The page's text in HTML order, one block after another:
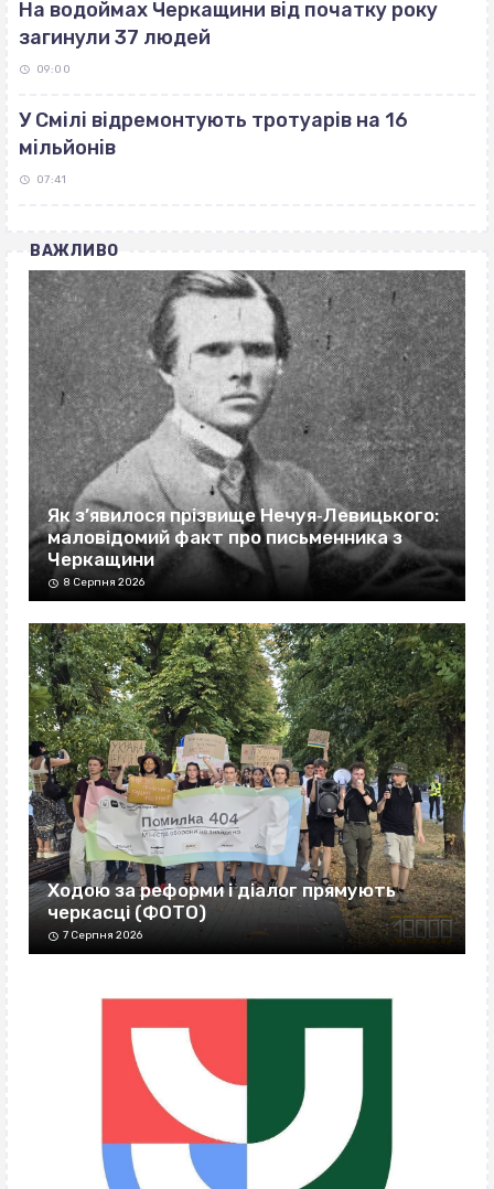
На водоймах Черкащини від початку року
загинули 37 людей
09:00
У Смілі відремонтують тротуарів на 16
мільйонів
07:41
ВАЖЛИВО
Як з’явилося прізвище Нечуя‐Левицького:
маловідомий факт про письменника з
Черкащини
8 Серпня 2026
Ходою за реформи і діалог прямують
черкасці (ФОТО)
7 Серпня 2026